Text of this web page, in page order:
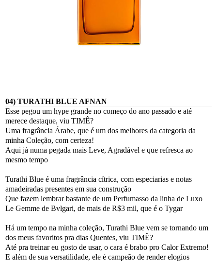
04) TURATHI BLUE AFNAN
Esse pegou um hype grande no começo do ano passado e até
merece destaque, viu TIMÊ?
Uma fragrância Árabe, que é um dos melhores da categoria da
minha Coleção, com certeza!
Aqui já numa pegada mais Leve, Agradável e que refresca ao
mesmo tempo
Turathi Blue é uma fragrância cítrica, com especiarias e notas
amadeiradas presentes em sua construção
Que fazem lembrar bastante de um Perfumasso da linha de Luxo
Le Gemme de Bvlgari, de mais de R$3 mil, que é o Tygar
Há um tempo na minha coleção, Turathi Blue vem se tornando um
dos meus favoritos pra dias Quentes, viu TIMÊ?
Até pra treinar eu gosto de usar, o cara é brabo pro Calor Extremo!
E além de sua versatilidade, ele é campeão de render elogios